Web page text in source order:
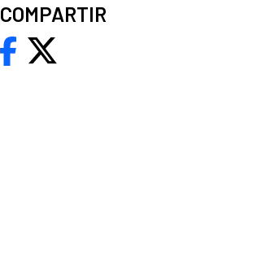
COMPARTIR